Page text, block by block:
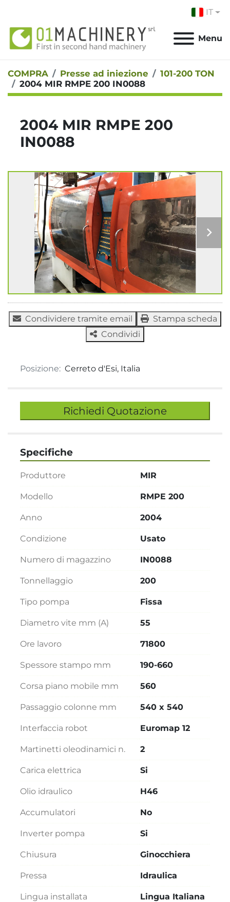
IT
Menu
COMPRA Presse ad iniezione
101-200 TON
2004 MIR RMPE 200 IN0088
2004 MIR RMPE 200
IN0088
Condividere tramite email
Stampa scheda
Condividi
Posizione: Cerreto d'Esi, Italia
Richiedi Quotazione
Specifiche
Produttore MIR
Modello RMPE 200
Anno 2004
Condizione Usato
Numero di magazzino IN0088
Tonnellaggio 200
Tipo pompa Fissa
Diametro vite mm (A) 55
Ore lavoro 71800
Spessore stampo mm 190-660
Corsa piano mobile mm 560
Passaggio colonne mm 540 x 540
Interfaccia robot Euromap 12
Martinetti oleodinamici n. 2
Carica elettrica Si
Olio idraulico H46
Accumulatori No
Inverter pompa Si
Chiusura Ginocchiera
Pressa Idraulica
Lingua installata Lingua Italiana